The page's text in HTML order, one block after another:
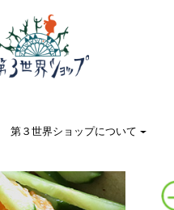
第３世界ショップについて